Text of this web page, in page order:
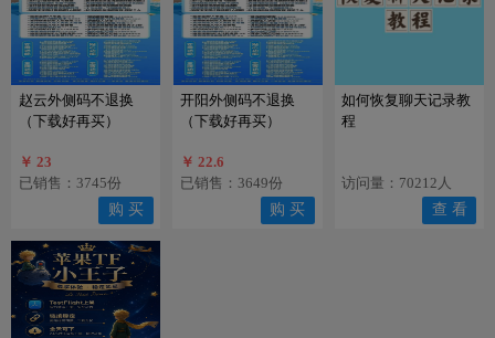
赵云外侧码不退换
（下载好再买）
￥ 23
已销售：3745份
购 买
开阳外侧码不退换
（下载好再买）
￥ 22.6
已销售：3649份
购 买
如何恢复聊天记录教
程
访问量：70212人
查 看
商城承诺
本商城保证激活码正版，可正常激活，如有售后
问题，添加客服后请直接说明问题，以便能尽快
为您解决问题，可节省双方时间。